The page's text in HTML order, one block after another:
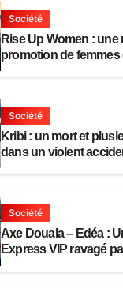
Société
Rise Up Women : une
promotion de
Société
Kribi : un mort et
dans un violent
Société
Axe Douala – Edéa :
Express VIP ravagé